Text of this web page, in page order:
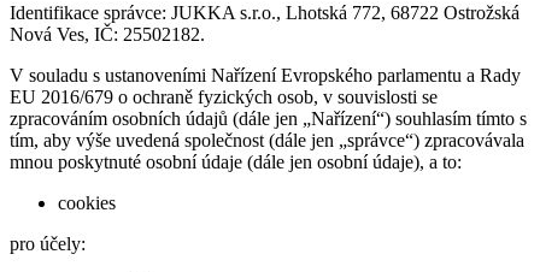
Identifikace správce: JUKKA s.r.o., Lhotská 772, 68722 Ostrožská
Nová Ves, IČ: 25502182.
V souladu s ustanoveními Nařízení Evropského parlamentu a Rady
EU 2016/679 o ochraně fyzických osob, v souvislosti se
zpracováním osobních údajů (dále jen „Nařízení“) souhlasím tímto s
tím, aby výše uvedená společnost (dále jen „správce“) zpracovávala
mnou poskytnuté osobní údaje (dále jen osobní údaje), a to:
cookies
pro účely: